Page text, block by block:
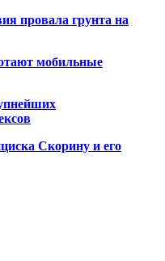
провала грунта на
мобильные
Скорину и его